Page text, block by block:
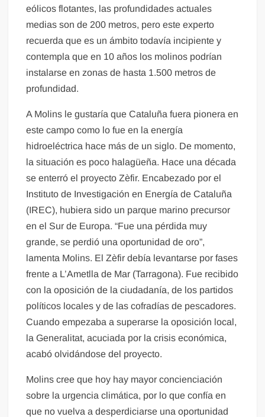
eólicos flotantes, las profundidades actuales
medias son de 200 metros, pero este experto
recuerda que es un ámbito todavía incipiente y
contempla que en 10 años los molinos podrían
instalarse en zonas de hasta 1.500 metros de
profundidad.
A Molins le gustaría que Cataluña fuera pionera en
este campo como lo fue en la energía
hidroeléctrica hace más de un siglo. De momento,
la situación es poco halagüeña. Hace una década
se enterró el proyecto Zèfir. Encabezado por el
Instituto de Investigación en Energía de Cataluña
(IREC), hubiera sido un parque marino precursor
en el Sur de Europa. “Fue una pérdida muy
grande, se perdió una oportunidad de oro”,
lamenta Molins. El Zèfir debía levantarse por fases
frente a L’Ametlla de Mar (Tarragona). Fue recibido
con la oposición de la ciudadanía, de los partidos
políticos locales y de las cofradías de pescadores.
Cuando empezaba a superarse la oposición local,
la Generalitat, acuciada por la crisis económica,
acabó olvidándose del proyecto.
Molins cree que hoy hay mayor concienciación
sobre la urgencia climática, por lo que confía en
que no vuelva a desperdiciarse una oportunidad